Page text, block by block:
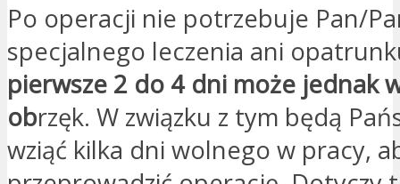
Po operacji nie potrzebuje Pan/
specjalnego leczenia ani
pierwsze 2 do 4 dni może jednak
obrzęk. W związku z tym będą
wziąć kilka dni wolnego w pracy,